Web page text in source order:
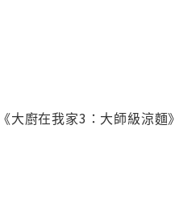
廚在我家3：大師級涼